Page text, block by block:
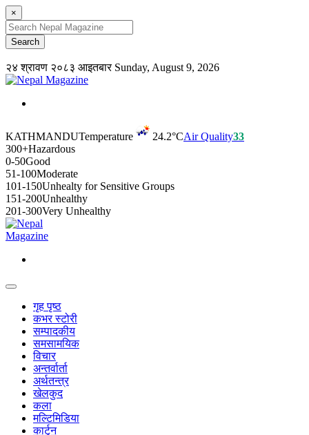
×
२४ श्रावण २०८३ आइतबारSunday, August 9, 2026
KATHMANDUTemperature 24.2°CAir Quality33
300+Hazardous
0-50Good
51-100Moderate
101-150Unhealty for Sensitive Groups
151-200Unhealthy
201-300Very Unhealthy
गृह पृष्ठ
कभर स्टोरी
सम्पादकीय
समसामयिक
विचार
अन्तर्वार्ता
अर्थतन्त्र
खेलकुद
कला
मल्टिमिडिया
कार्टुन